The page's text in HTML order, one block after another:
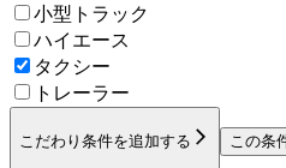
小型トラック
ハイエース
タクシー
トレーラー
こだわり条件を追加する この条